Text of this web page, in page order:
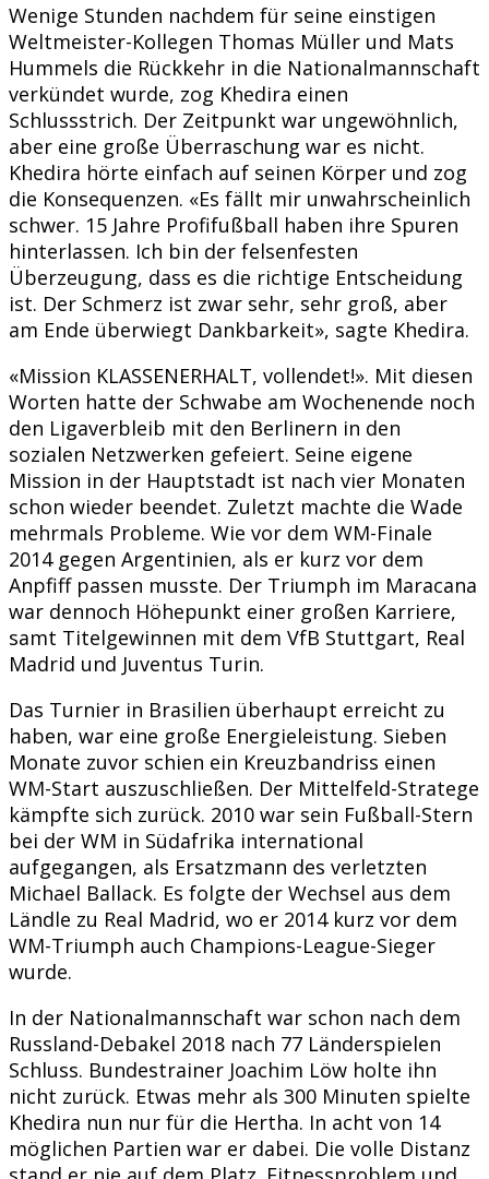
Wenige Stunden nachdem für seine einstigen
Weltmeister-Kollegen Thomas Müller und Mats
Hummels die Rückkehr in die Nationalmannschaft
verkündet wurde, zog Khedira einen
Schlussstrich. Der Zeitpunkt war ungewöhnlich,
aber eine große Überraschung war es nicht.
Khedira hörte einfach auf seinen Körper und zog
die Konsequenzen. «Es fällt mir unwahrscheinlich
schwer. 15 Jahre Profifußball haben ihre Spuren
hinterlassen. Ich bin der felsenfesten
Überzeugung, dass es die richtige Entscheidung
ist. Der Schmerz ist zwar sehr, sehr groß, aber
am Ende überwiegt Dankbarkeit», sagte Khedira.
«Mission KLASSENERHALT, vollendet!». Mit diesen
Worten hatte der Schwabe am Wochenende noch
den Ligaverbleib mit den Berlinern in den
sozialen Netzwerken gefeiert. Seine eigene
Mission in der Hauptstadt ist nach vier Monaten
schon wieder beendet. Zuletzt machte die Wade
mehrmals Probleme. Wie vor dem WM-Finale
2014 gegen Argentinien, als er kurz vor dem
Anpfiff passen musste. Der Triumph im Maracana
war dennoch Höhepunkt einer großen Karriere,
samt Titelgewinnen mit dem VfB Stuttgart, Real
Madrid und Juventus Turin.
Das Turnier in Brasilien überhaupt erreicht zu
haben, war eine große Energieleistung. Sieben
Monate zuvor schien ein Kreuzbandriss einen
WM-Start auszuschließen. Der Mittelfeld-Stratege
kämpfte sich zurück. 2010 war sein Fußball-Stern
bei der WM in Südafrika international
aufgegangen, als Ersatzmann des verletzten
Michael Ballack. Es folgte der Wechsel aus dem
Ländle zu Real Madrid, wo er 2014 kurz vor dem
WM-Triumph auch Champions-League-Sieger
wurde.
In der Nationalmannschaft war schon nach dem
Russland-Debakel 2018 nach 77 Länderspielen
Schluss. Bundestrainer Joachim Löw holte ihn
nicht zurück. Etwas mehr als 300 Minuten spielte
Khedira nun nur für die Hertha. In acht von 14
möglichen Partien war er dabei. Die volle Distanz